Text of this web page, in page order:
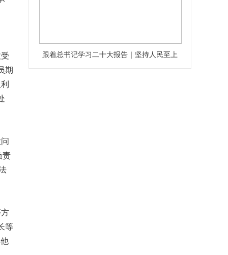
期
责
等
跟着总书记学习二十大报告｜坚持人民至上